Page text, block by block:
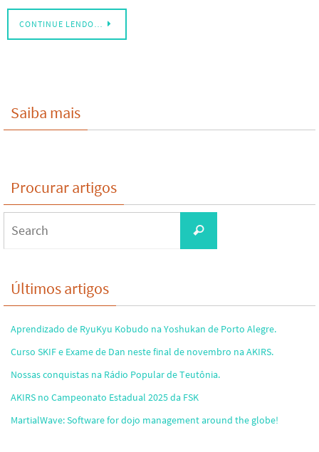
CONTINUE LENDO…
Saiba mais
Procurar artigos
Search
Últimos artigos
Aprendizado de RyuKyu Kobudo na Yoshukan de Porto Alegre.
Curso SKIF e Exame de Dan neste final de novembro na AKIRS.
Nossas conquistas na Rádio Popular de Teutônia.
AKIRS no Campeonato Estadual 2025 da FSK
MartialWave: Software for dojo management around the globe!